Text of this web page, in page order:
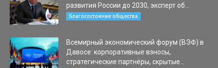
развития России до 2030, эксперт об...
Благосостояние общества
Всемирный экономический форум (ВЭФ) в
Давосе: корпоративные взносы,
стратегические партнёры, скрытые...